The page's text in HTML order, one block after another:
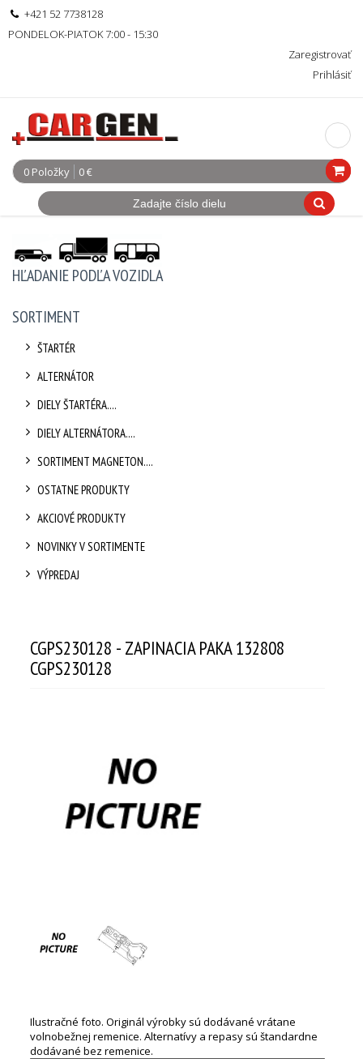
+421 52 7738128
PONDELOK-PIATOK 7:00 - 15:30
Zaregistrovať
Prihlásiť
0 Položky 0 €
HĽADANIE PODĽA VOZIDLA
SORTIMENT
ŠTARTÉR
ALTERNÁTOR
DIELY ŠTARTÉRA....
DIELY ALTERNÁTORA....
SORTIMENT MAGNETON....
OSTATNE PRODUKTY
AKCIOVÉ PRODUKTY
NOVINKY V SORTIMENTE
VÝPREDAJ
CGPS230128 - ZAPINACIA PAKA 132808
CGPS230128
Ilustračné foto. Originál výrobky sú dodávané vrátane
volnobežnej remenice. Alternatívy a repasy sú štandardne
dodávané bez remenice.